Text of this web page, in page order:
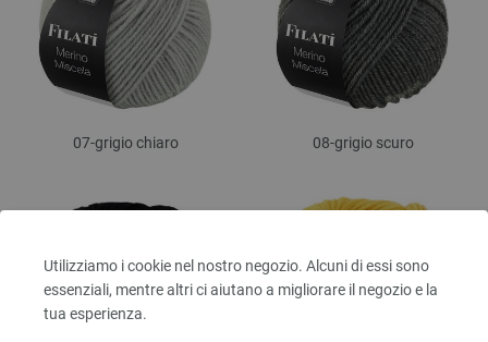
Utilizziamo i cookie nel nostro negozio. Alcuni di essi sono
essenziali, mentre altri ci aiutano a migliorare il negozio e la
tua esperienza.
07-grigio chiaro 08-grigio scuro